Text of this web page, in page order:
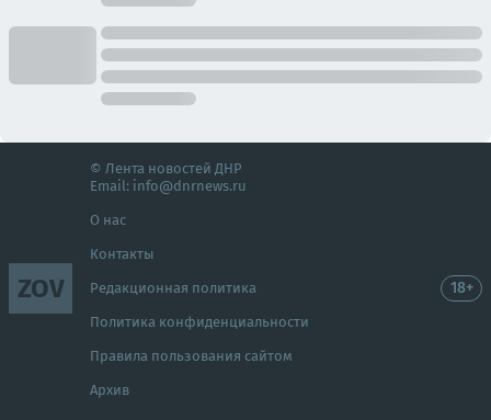
ZOV
© Лента новостей ДНР
Email: info@dnrnews.ru
О нас
Контакты
Редакционная политика
Политика конфиденциальности
Правила пользования сайтом
Архив
18+